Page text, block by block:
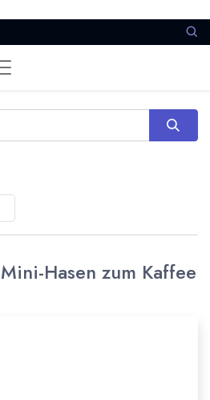
Hasen zum Kaffee